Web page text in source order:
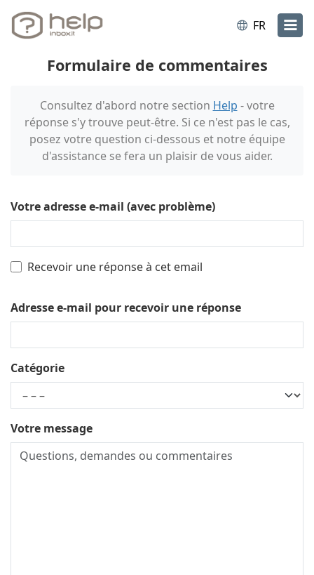
FR
Formulaire de commentaires
Consultez d'abord notre section Help - votre
réponse s'y trouve peut-être. Si ce n'est pas le cas,
posez votre question ci-dessous et notre équipe
d'assistance se fera un plaisir de vous aider.
Votre adresse e-mail (avec problème)
Recevoir une réponse à cet email
Adresse e-mail pour recevoir une réponse
Catégorie
Votre message